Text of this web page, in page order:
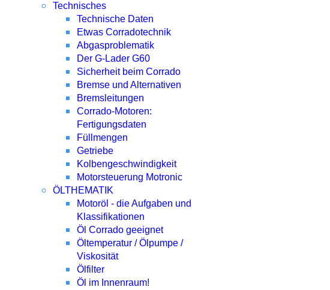
Technisches
Technische Daten
Etwas Corradotechnik
Abgasproblematik
Der G-Lader G60
Sicherheit beim Corrado
Bremse und Alternativen
Bremsleitungen
Corrado-Motoren:
Fertigungsdaten
Füllmengen
Getriebe
Kolbengeschwindigkeit
Motorsteuerung Motronic
ÖLTHEMATIK
Motoröl - die Aufgaben und
Klassifikationen
Öl Corrado geeignet
Öltemperatur / Ölpumpe /
Viskosität
Ölfilter
Öl im Innenraum!